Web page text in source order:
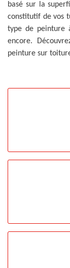
basé sur la
constitutif de vos
type de peinture
encore.
peinture sur